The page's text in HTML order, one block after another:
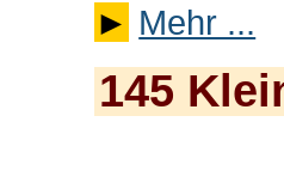
► Mehr ...
145